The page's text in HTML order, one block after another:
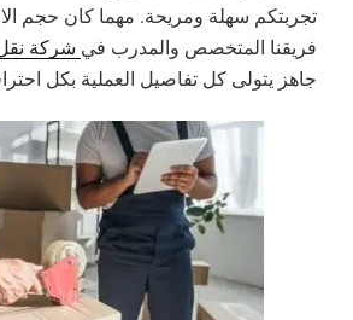
تجربتكم سهلة ومريحة. مهما كان حجم
فريقنا المتخصص والمدرب في شركة
جاهز يتولى كل تفاصيل العملية بكل